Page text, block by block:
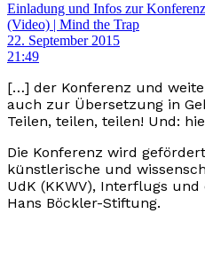
Einladung und Infos zur
(Video) | Mind the Trap
22. September 2015
21:49
[…] der Konferenz und
auch zur Übersetzung in
Teilen, teilen, teilen! Und:
Die Konferenz wird
künstlerische und
UdK (KKWV), Interflugs
Hans Böckler-Stiftung.